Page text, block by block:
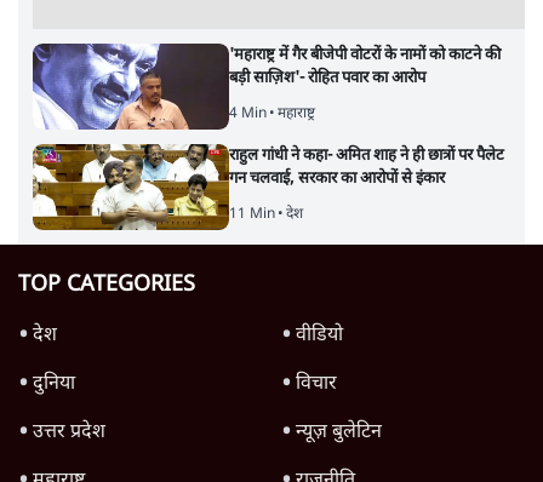
'महाराष्ट्र में गैर बीजेपी वोटरों के नामों को काटने की
बड़ी साज़िश'- रोहित पवार का आरोप
4 Min• महाराष्ट्र
राहुल गांधी ने कहा- अमित शाह ने ही छात्रों पर पैलेट
गन चलवाई, सरकार का आरोपों से इंकार
11 Min• देश
TOP CATEGORIES
देश
वीडियो
दुनिया
विचार
उत्तर प्रदेश
न्यूज़ बुलेटिन